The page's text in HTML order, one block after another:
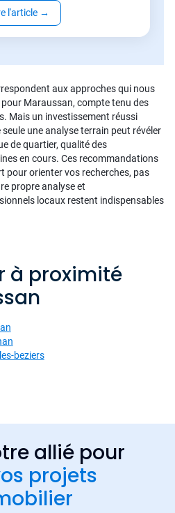
l'article →
aux approches qui nous
Maraussan, compte tenu des
Mais un investissement réussi
une analyse terrain peut révéler
de quartier, qualité des
en cours. Ces recommandations
pour orienter vos recherches, pas
propre analyse et
locaux restent indispensables
à proximité
beziers
allié pour
projets